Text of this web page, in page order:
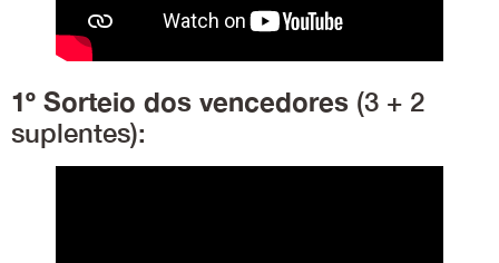
1º Sorteio dos vencedores (3 + 2
suplentes):